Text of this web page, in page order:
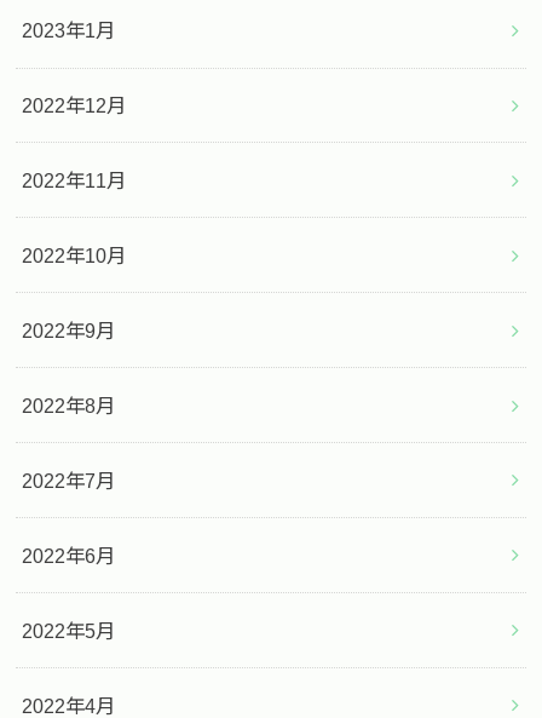
2023年1月
2022年12月
2022年11月
2022年10月
2022年9月
2022年8月
2022年7月
2022年6月
2022年5月
2022年4月